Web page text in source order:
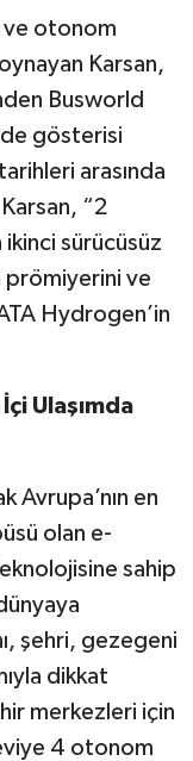
ve otonom
Karsan,
Busworld
gösterisi
arasında
“2
ikinci sürücüsüz
prömiyerini ve
Hydrogen’in
Ulaşımda
Avrupa’nın en
olan e-
sahip
şehri, gezegeni
dikkat
merkezleri için
4 otonom